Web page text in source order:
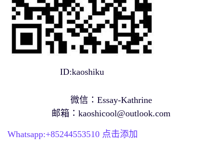
ID:kaoshiku
微信：Essay-Kathrine
邮箱： kaoshicool@outlook.com
Whatsapp:+85244553510 点击添加